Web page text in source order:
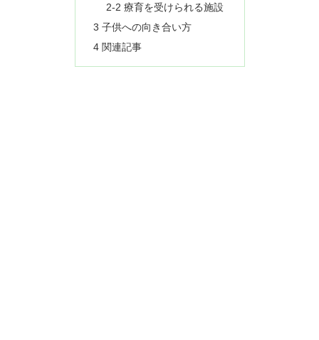
2-2 療育を受けられる施設
3 子供への向き合い方
4 関連記事